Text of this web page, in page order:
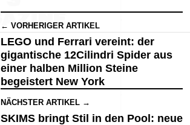
← VORHERIGER ARTIKEL
LEGO und Ferrari vereint: der
gigantische 12Cilindri Spider aus
einer halben Million Steine
begeistert New York
NÄCHSTER ARTIKEL →
SKIMS bringt Stil in den Pool: neue